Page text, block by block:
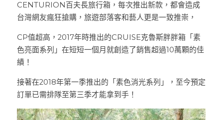
CENTURION百夫長旅行箱，每次推出新款，都會造成
台灣網友瘋狂搶購，旅遊部落客和藝人更是一致推崇，
CP值超高，2017年時推出的CRUISE克魯斯胖胖箱「素
色亮面系列」在短短一個月就創造了銷售超過10萬顆的佳
績！
接著在2018年第一季推出的「素色消光系列」，至今預定
訂單已需排隊至第三季才能拿到手！